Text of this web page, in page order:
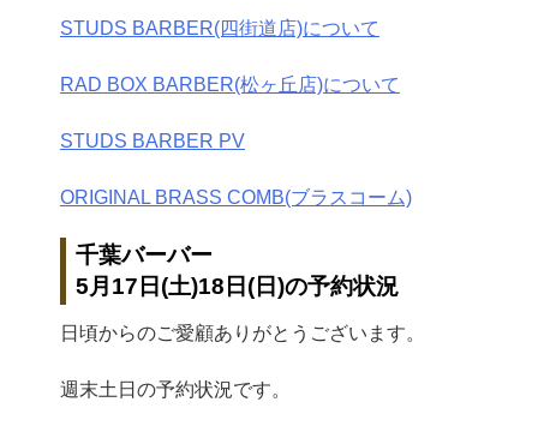
STUDS BARBER(四街道店)について
RAD BOX BARBER(松ヶ丘店)について
STUDS BARBER PV
ORIGINAL BRASS COMB(ブラスコーム)
千葉バーバー
5月17日(土)18日(日)の予約状況
日頃からのご愛顧ありがとうございます。
週末土日の予約状況です。